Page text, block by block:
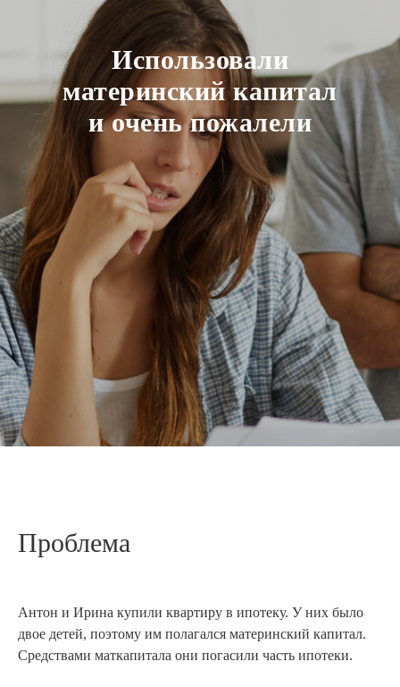
Использовали
материнский капитал
и очень пожалели
Проблема
Антон и Ирина купили квартиру в ипотеку. У них было
двое детей, поэтому им полагался материнский капитал.
Средствами маткапитала они погасили часть ипотеки.